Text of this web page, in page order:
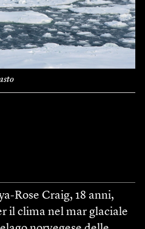
Rose Craig, 18 anni,
il clima nel mar glaciale